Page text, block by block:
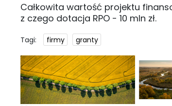
Całkowita wartość projektu
z czego dotacja RPO - 10 mln zł.
Tagi: firmy granty